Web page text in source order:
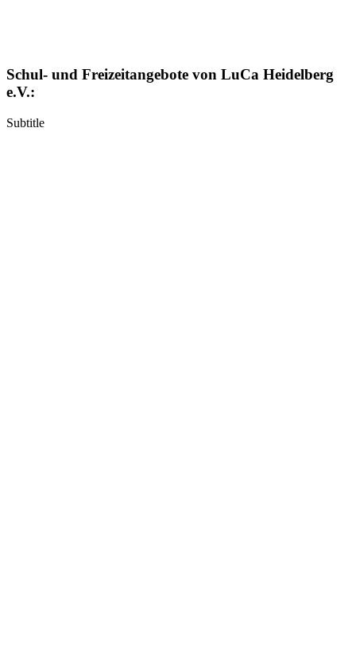
Schul- und Freizeitangebote von LuCa Heidelberg
e.V.:
Subtitle